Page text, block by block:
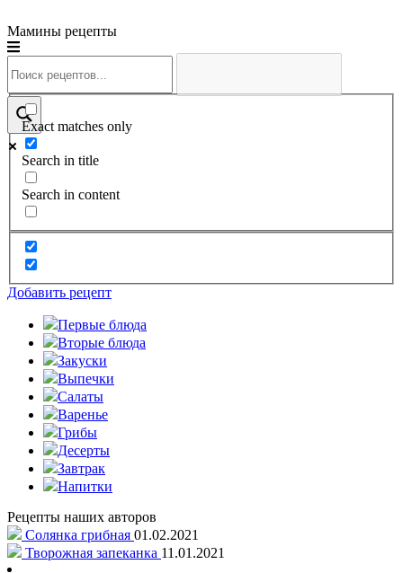
Мамины рецепты
Exact matches only
Search in title
Search in content
Добавить рецепт
Первые блюда
Вторые блюда
Закуски
Выпечки
Салаты
Варенье
Грибы
Десерты
Завтрак
Напитки
Рецепты наших авторов
Солянка грибная 01.02.2021
Творожная запеканка 11.01.2021